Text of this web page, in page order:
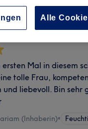
Mal in diesem
tolle Frau,
und liebevoll. Bin
(Inhaberin)•
Alle